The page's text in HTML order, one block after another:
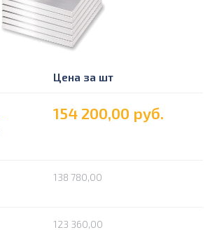
Цена за шт
154 200,00 руб.
138 780,00
123 360,00